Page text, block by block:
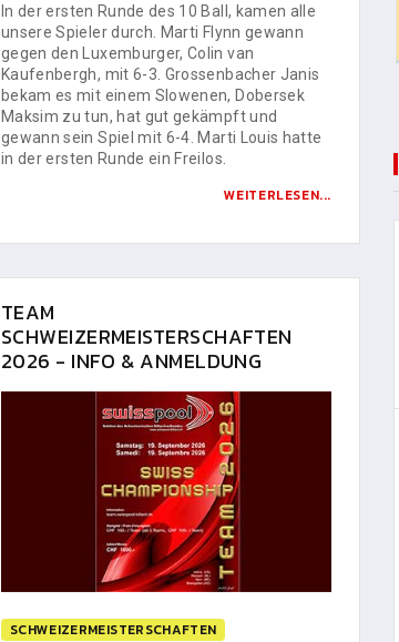
In der ersten Runde des 10 Ball, kamen alle
unsere Spieler durch. Marti Flynn gewann
gegen den Luxemburger, Colin van
Kaufenbergh, mit 6-3. Grossenbacher Janis
bekam es mit einem Slowenen, Dobersek
Maksim zu tun, hat gut gekämpft und
gewann sein Spiel mit 6-4. Marti Louis hatte
in der ersten Runde ein Freilos.
WEITERLESEN...
TEAM
SCHWEIZERMEISTERSCHAFTEN
2026 - INFO & ANMELDUNG
SCHWEIZERMEISTERSCHAFTEN